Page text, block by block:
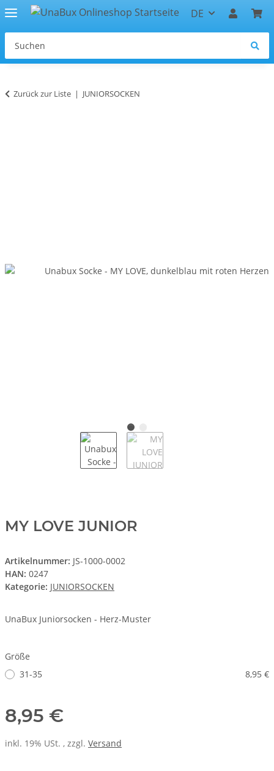
DE
Zurück zur Liste JUNIORSOCKEN
MY LOVE JUNIOR
Artikelnummer: JS-1000-0002
HAN: 0247
Kategorie: JUNIORSOCKEN
UnaBux Juniorsocken - Herz-Muster
Größe
31-35
8,95 €
8,95 €
inkl. 19% USt. , zzgl. Versand